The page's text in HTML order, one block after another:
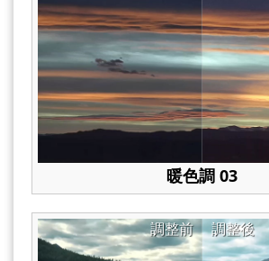
暖色調 03
調整後
調整前